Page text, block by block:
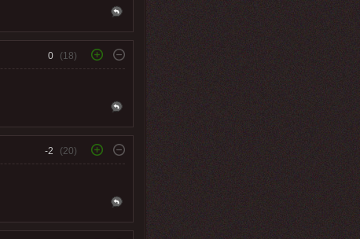
0 (18)
-2 (20)